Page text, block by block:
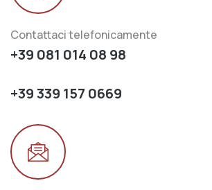
Contattaci telefonicamente
+39 081 014 08 98
+39 339 157 0669